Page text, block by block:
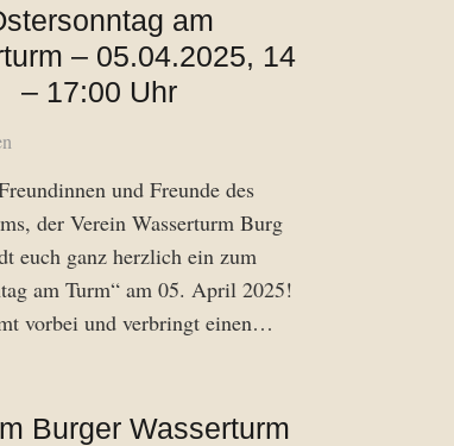
am
– 05.04.2025, 14
– 17:00 Uhr
und Freunde des
der Verein Wasserturm Burg
euch ganz herzlich ein zum
am Turm“ am 05. April 2025!
vorbei und verbringt einen…
Burger Wasserturm